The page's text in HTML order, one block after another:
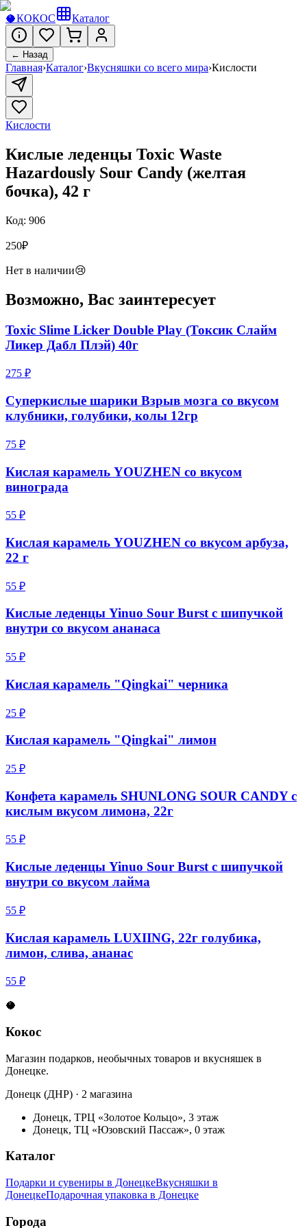
🥥КОКОС Каталог
← Назад
Главная›Каталог›Вкусняшки со всего мира›Кислости
Кислости
Кислые леденцы Toxic Waste
Hazardously Sour Candy (желтая
бочка), 42 г
Код: 906
250₽
Нет в наличии😢
Возможно, Вас заинтересует
Toxic Slime Licker Double Play (Токсик Слайм
Ликер Дабл Плэй) 40г
275 ₽
Суперкислые шарики Взрыв мозга со вкусом
клубники, голубики, колы 12гр
75 ₽
Кислая карамель YOUZHEN со вкусом
винограда
55 ₽
Кислая карамель YOUZHEN со вкусом арбуза,
22 г
55 ₽
Кислые леденцы Yinuo Sour Burst с шипучкой
внутри со вкусом ананаса
55 ₽
Кислая карамель "Qingkai" черника
25 ₽
Кислая карамель "Qingkai" лимон
25 ₽
Конфета карамель SHUNLONG SOUR CANDY с
кислым вкусом лимона, 22г
55 ₽
Кислые леденцы Yinuo Sour Burst с шипучкой
внутри со вкусом лайма
55 ₽
Кислая карамель LUXIING, 22г голубика,
лимон, слива, ананас
55 ₽
🥥
Кокос
Магазин подарков, необычных товаров и вкусняшек в
Донецке.
Донецк (ДНР) · 2 магазина
Донецк, ТРЦ «Золотое Кольцо», 3 этаж
Донецк, ТЦ «Юзовский Пассаж», 0 этаж
Каталог
Подарки и сувениры в ДонецкеВкусняшки в
ДонецкеПодарочная упаковка в Донецке
Города